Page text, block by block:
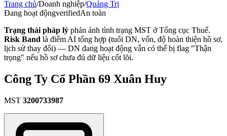
Trang chủ/Doanh nghiệp/Quảng Trị
Đang hoạt độngverifiedAn toàn
Trạng thái pháp lý phản ánh tình trạng MST ở Tổng cục Thuế.
Risk Band là điểm AI tổng hợp (tuổi DN, vốn, độ hoàn thiện hồ sơ,
lịch sử thay đổi) — DN đang hoạt động vẫn có thể bị flag "Thận
trọng" nếu hồ sơ chưa đủ dữ liệu cốt lõi.
Công Ty Cổ Phần 69 Xuân Huy
MST 3200733987